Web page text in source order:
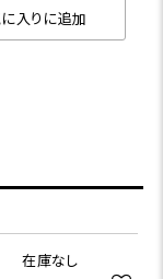
入りに追加
在庫なし